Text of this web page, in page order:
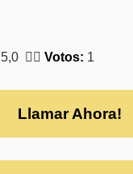
5,0 🕵️‍♀️ Votos: 1
Llamar Ahora!